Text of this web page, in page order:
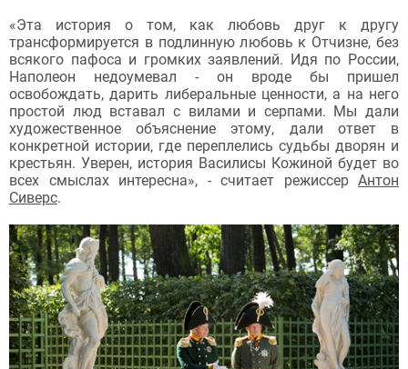
«Эта история о том, как любовь друг к другу
трансформируется в подлинную любовь к Отчизне, без
всякого пафоса и громких заявлений. Идя по России,
Наполеон недоумевал - он вроде бы пришел
освобождать, дарить либеральные ценности, а на него
простой люд вставал с вилами и серпами. Мы дали
художественное объяснение этому, дали ответ в
конкретной истории, где переплелись судьбы дворян и
крестьян. Уверен, история Василисы Кожиной будет во
всех смыслах интересна», - считает режиссер Антон
Сиверс.